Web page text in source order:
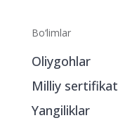
Bo‘limlar
Oliygohlar
Milliy sertifikat
Yangiliklar